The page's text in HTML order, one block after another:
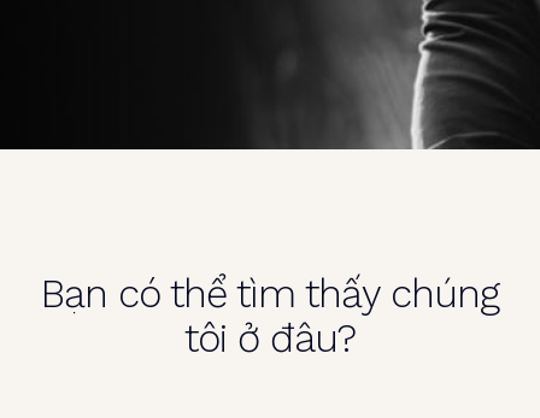
Bạn có thể tìm thấy chúng
tôi ở đâu?